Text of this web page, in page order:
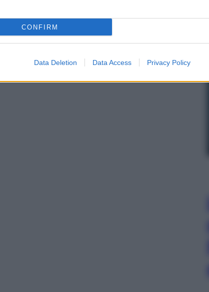
CONFIRM
Data Deletion Data Access Privacy Policy